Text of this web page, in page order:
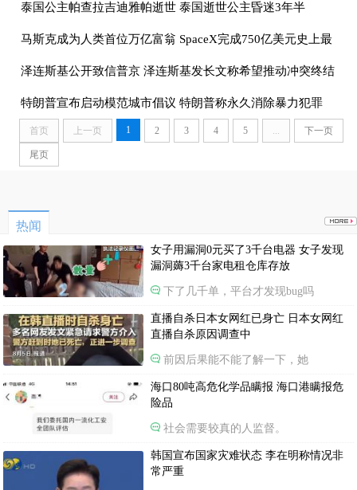
泰国公主帕查拉吉迪雅帕逝世 泰国逝世公主昏迷3年半
马斯克成为人类首位万亿富翁 SpaceX完成750亿美元史上最
大IPO
泽连斯基公开致信普京 泽连斯基发长文称希望推动冲突终结
特朗普宣布启动模范城市倡议 特朗普称永久消除暴力犯罪
首页 上一页 1 2 3 4 5 ... 下一页
尾页
热闻
女子用漏洞0元买了3千台电器 女子发现
漏洞薅3千台家电租仓库存放
下了几千单，平台才发现bug吗
直播自杀日本女网红已身亡 日本女网红
直播自杀原因调查中
前因后果能不能了解一下，她
海口80吨高危化学品瞒报 海口港瞒报危
险品
社会需要较真的人监督。
韩国宣布国家灾难状态 李在明称情况非
常严重